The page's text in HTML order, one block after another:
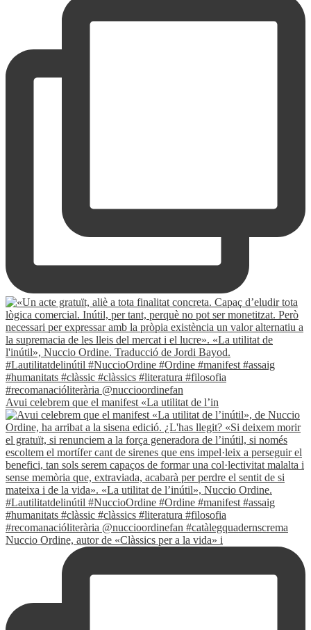
Avui celebrem que el manifest «La utilitat de l’in
Nuccio Ordine, autor de «Clàssics per a la vida» i